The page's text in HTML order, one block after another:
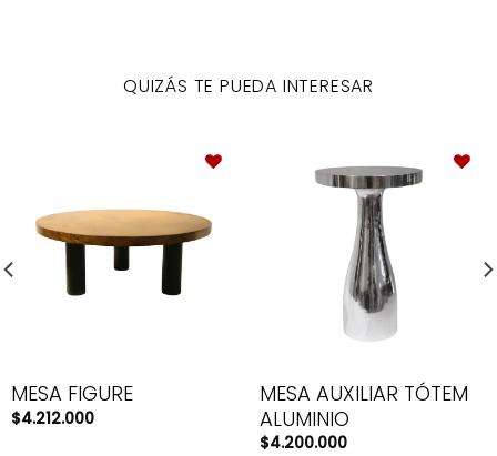
QUIZÁS TE PUEDA INTERESAR
MESA FIGURE
$4.212.000
MESA AUXILIAR TÓTEM
ALUMINIO
$4.200.000